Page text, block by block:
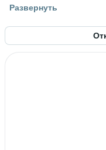
месяцев
Дополнительное
Сетевая академия
Развернуть